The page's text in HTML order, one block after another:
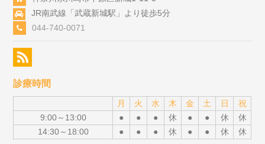
JR南武線「武蔵新城駅」より徒歩5分
044-740-0071
診療時間
月 火 水 木 金 土 日
祝
9:00～13:00
● ● ● 休 ● ● 休
休
14:30～18:00
● ● ● 休 ● ● 休 休